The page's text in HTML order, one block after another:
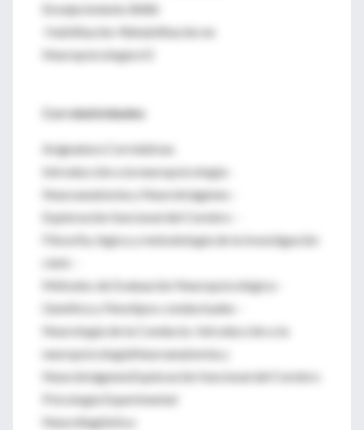
Envejecimiento 8686
Habilitación-Rehabilitación en
Neuropsicología 63
Correlatividades
Asignatura Correlativas
Introducción a la neuropsicología -
Neuroanatomía y Neuroimágenes -
Exploración funcional del Cerebro -
Filosofía, lógica y metodología de la Investigación
cient. -
Métodos de Evaluación Neuropsicológica -
Genética y Fenotipos conductuales -
Neurología de la Conducta Introducción a la
neuropsicologíaNeuroanatomía y
NeuroimágenesExploración funcional del Cerebro
Psicología Experimental
Neurolingüística